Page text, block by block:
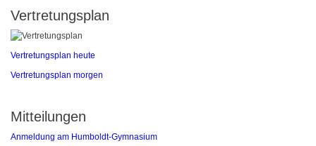
Vertretungsplan
Vertretungsplan heute
Vertretungsplan morgen
Mitteilungen
Anmeldung am Humboldt-Gymnasium